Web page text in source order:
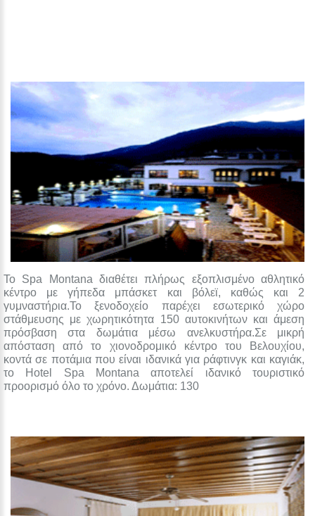
Το Spa Montana διαθέτει πλήρως εξοπλισμένο αθλητικό
κέντρο με γήπεδα μπάσκετ και βόλεϊ, καθώς και 2
γυμναστήρια.Το ξενοδοχείο παρέχει εσωτερικό χώρο
στάθμευσης με χωρητικότητα 150 αυτοκινήτων και άμεση
πρόσβαση στα δωμάτια μέσω ανελκυστήρα.Σε μικρή
απόσταση από το χιονοδρομικό κέντρο του Βελουχίου,
κοντά σε ποτάμια που είναι ιδανικά για ράφτινγκ και καγιάκ,
το Hotel Spa Montana αποτελεί ιδανικό τουριστικό
προορισμό όλο το χρόνο. Δωμάτια: 130